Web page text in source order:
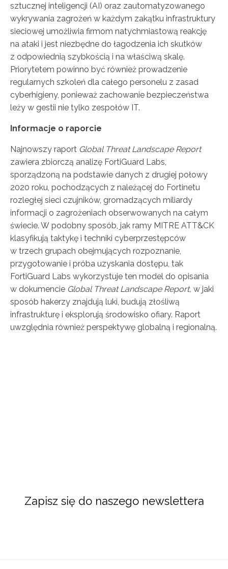
sztucznej inteligencji (AI) oraz zautomatyzowanego
wykrywania zagrożeń w każdym zakątku infrastruktury
sieciowej umożliwia firmom natychmiastową reakcję
na ataki i jest niezbędne do łagodzenia ich skutków
z odpowiednią szybkością i na właściwą skalę.
Priorytetem powinno być również prowadzenie
regularnych szkoleń dla całego personelu z zasad
cyberhigieny, ponieważ zachowanie bezpieczeństwa
leży w gestii nie tylko zespołów IT.
Informacje o raporcie
Najnowszy raport Global Threat Landscape Report
zawiera zbiorczą analizę FortiGuard Labs,
sporządzoną na podstawie danych z drugiej połowy
2020 roku, pochodzących z należącej do Fortinetu
rozległej sieci czujników, gromadzących miliardy
informacji o zagrożeniach obserwowanych na całym
świecie. W podobny sposób, jak ramy MITRE ATT&CK
klasyfikują taktykę i techniki cyberprzestępców
w trzech grupach obejmujących rozpoznanie,
przygotowanie i próba uzyskania dostępu, tak
FortiGuard Labs wykorzystuje ten model do opisania
w dokumencie Global Threat Landscape Report, w jaki
sposób hakerzy znajdują luki, budują złośliwą
infrastrukturę i eksplorują środowisko ofiary. Raport
uwzględnia również perspektywę globalną i regionalną.
Zapisz się do naszego newslettera